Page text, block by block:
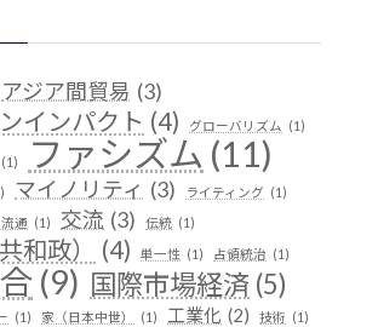
アジア間貿易 (3)
インパクト (4) グローバリズム (1)
(1) ファシズム (11)
マイノリティ (3) ライティング (1)
通 (1) 交流 (3) 伝統 (1)
和政） (4) 単一性 (1) 占領統治 (1)
(9) 国際市場経済 (5)
(1) 家（日本中世） (1) 工業化 (2) 技術 (1)